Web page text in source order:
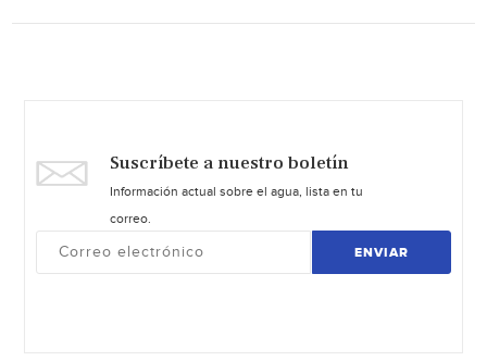
Suscríbete a nuestro boletín
Información actual sobre el agua, lista en tu
correo.
ENVIAR